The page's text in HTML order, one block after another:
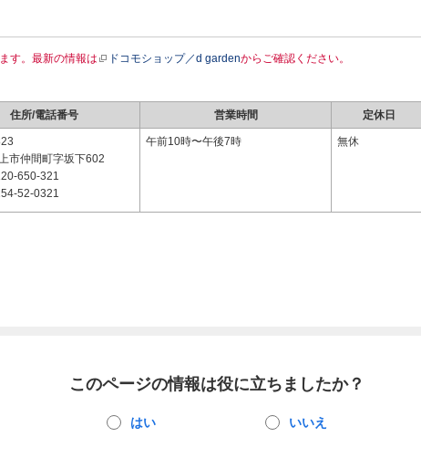
す。最新の情報は ドコモショップ／d gardenからご確認ください。
住所/電話番号 営業時間 定休日
市仲間町字坂下602
650-321
52-0321
午前10時〜午後7時 無休
このページの情報は役に立ちましたか？
はい いいえ